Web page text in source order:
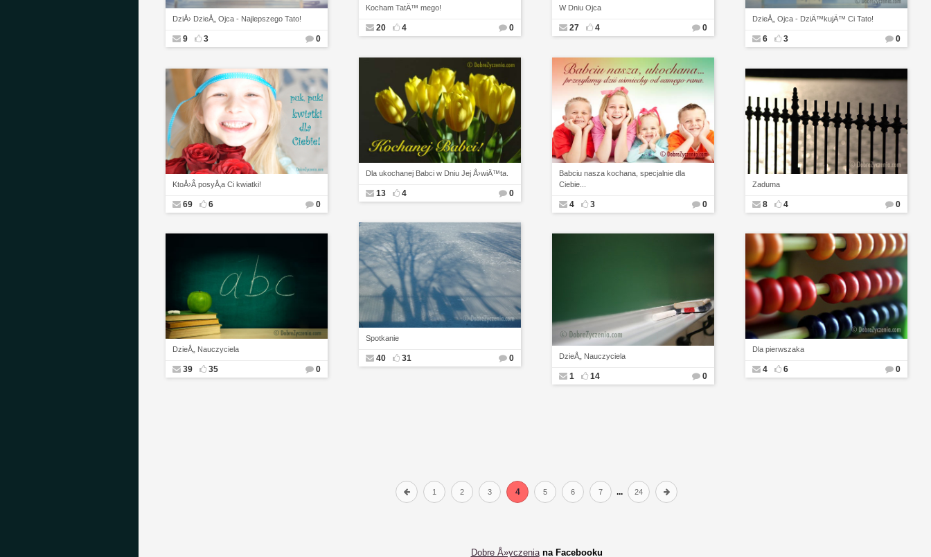
Kocham TatÄ™ mego!
20 4 0
W Dniu Ojca
27 4 0
DziÅ› DzieÅ„ Ojca - Najlepszego Tato!
9 3 0
DzieÅ„ Ojca - DziÄ™kujÄ™ Ci Tato!
6 3 0
Dla ukochanej Babci w Dniu Jej Å›wiÄ™ta.
13 4 0
Babciu nasza kochana, specjalnie dla
Ciebie...
4 3 0
KtoÅ›Â posyÅ‚a Ci kwiatki!
69 6 0
Zaduma
8 4 0
Spotkanie
40 31 0
DzieÅ„ Nauczyciela
39 35 0
DzieÅ„ Nauczyciela
1 14 0
Dla pierwszaka
4 6 0
1 2 3 4 5 6 7 ... 24
Dobre Å»yczeniana Facebooku